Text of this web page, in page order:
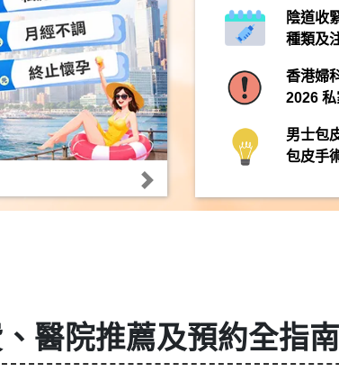
陰道收
種類及
香港婦
2026
男士包
包皮手
醫院推薦及預約全指南